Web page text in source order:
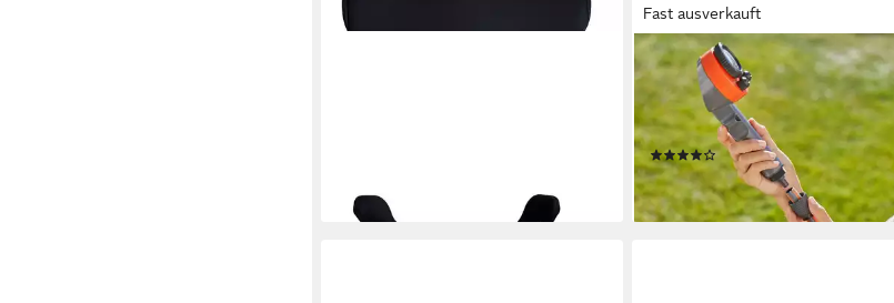
Fast ausverkauft
GARDENA
Gartendusche trio, 960-20, Höhe
stufenlos verstellbar, abnehmbarer
Brausekopf
(1)
80,49 €
lieferbar - in 3-4 Werktagen bei dir